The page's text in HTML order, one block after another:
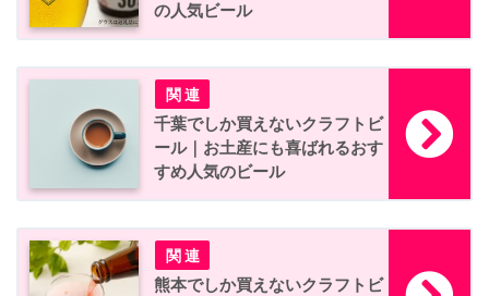
の人気ビール
千葉でしか買えないクラフトビ
ール｜お土産にも喜ばれるおす
すめ人気のビール
熊本でしか買えないクラフトビ